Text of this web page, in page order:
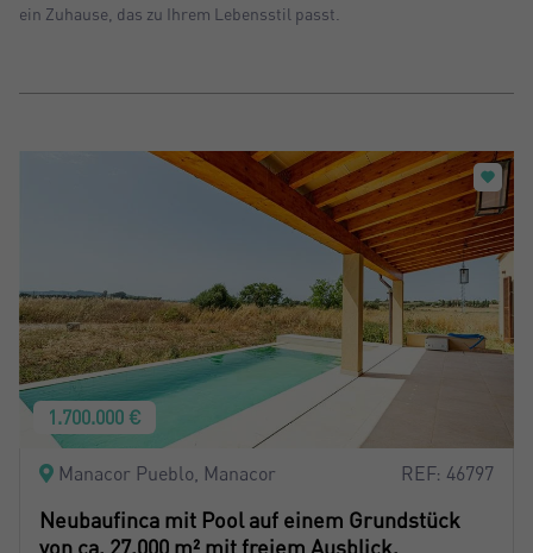
ein Zuhause, das zu Ihrem Lebensstil passt.
1.700.000 €
Manacor Pueblo, Manacor REF: 46797
Neubaufinca mit Pool auf einem Grundstück
von ca. 27.000 m² mit freiem Ausblick,